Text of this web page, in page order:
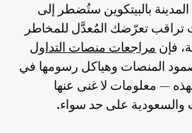
بالبيتكوين ستُضطر إلى
تراقب تعرّضك المُعدَّل للمخاطر
فإن مراجعات منصات التداول
المنصات وهياكل رسومها في
— معلومات لا غنى عنها
والسعودية على حد سواء.